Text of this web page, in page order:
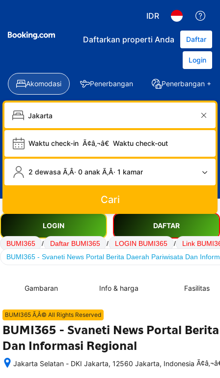
IDR
Daftarkan properti Anda Daftar
Login
Akomodasi Penerbangan Penerbangan +
Waktu check-in Ã¢â‚¬â€ Waktu check-out
2 dewasa Ã‚Â· 0 anak Ã‚Â· 1 kamar
Cari
LOGIN DAFTAR
BUMI365 / Daftar BUMI365 / LOGIN BUMI365 /
Link
BUMI365 - Svaneti News Portal Berita Daerah Pariwisata Dan
Gambaran Info & harga Fasilitas
BUMI365 Ã‚Â© All Rights Reserved
BUMI365 - Svaneti News Portal
Dan Informasi Regional
Jakarta Selatan - DKI Jakarta, 12560 Jakarta, Indonesia